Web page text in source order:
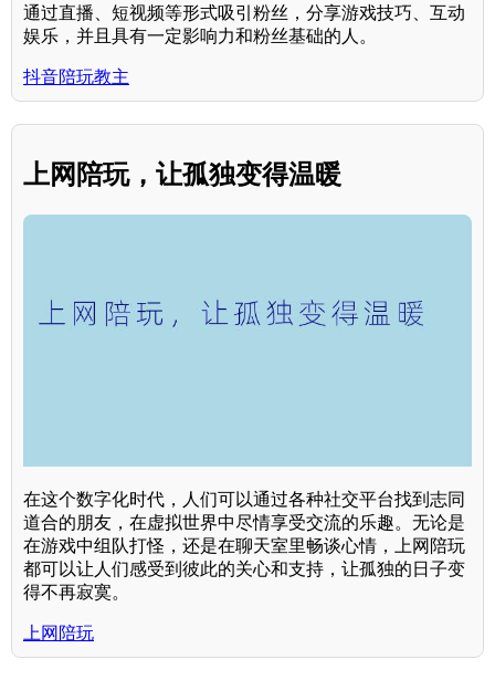
通过直播、短视频等形式吸引粉丝，分享游戏技巧、互动
娱乐，并且具有一定影响力和粉丝基础的人。
抖音陪玩教主
上网陪玩，让孤独变得温暖
在这个数字化时代，人们可以通过各种社交平台找到志同
道合的朋友，在虚拟世界中尽情享受交流的乐趣。无论是
在游戏中组队打怪，还是在聊天室里畅谈心情，上网陪玩
都可以让人们感受到彼此的关心和支持，让孤独的日子变
得不再寂寞。
上网陪玩